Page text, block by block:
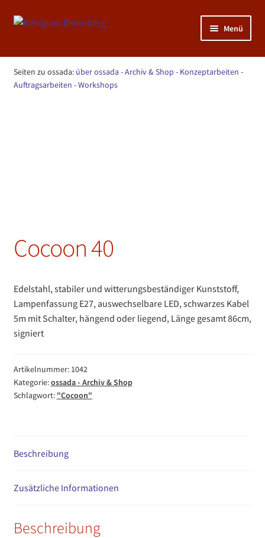
Zur
Zum
Menü
NATUR: KunstGarten >>>
öffnen
MENSCH: Sportraum >>>
Seiten zu ossada: über ossada - Archiv & Shop - Konzeptarbeiten -
Auftragsarbeiten - Workshops
Cocoon 40
Edelstahl, stabiler und witterungsbeständiger Kunststoff,
Lampenfassung E27, auswechselbare LED, schwarzes Kabel
5m mit Schalter, hängend oder liegend, Länge gesamt 86cm,
signiert
Artikelnummer: 1042
Kategorie:ossada - Archiv & Shop
Schlagwort: "Cocoon"
Beschreibung
Zusätzliche Informationen
Beschreibung